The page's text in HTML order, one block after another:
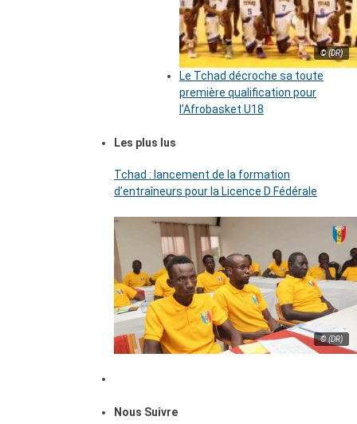
© (DR)
Le Tchad décroche sa toute
première qualification pour
l’Afrobasket U18
Les plus lus
Tchad : lancement de la formation
d’entraîneurs pour la Licence D Fédérale
© (DR)
Nous Suivre